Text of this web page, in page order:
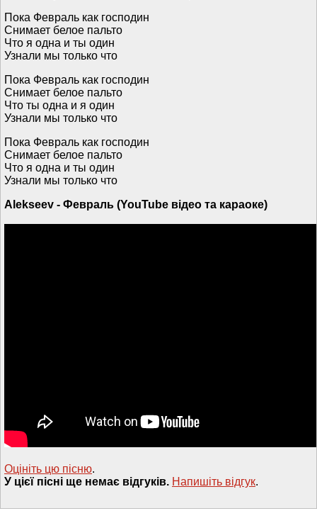
Пока Февраль как господин
Снимает белое пальто
Что я одна и ты один
Узнали мы только что
Пока Февраль как господин
Снимает белое пальто
Что ты одна и я один
Узнали мы только что
Пока Февраль как господин
Снимает белое пальто
Что я одна и ты один
Узнали мы только что
Alekseev - Февраль (YouTube відео та караоке)
Оцініть цю пісню.
У цієї пісні ще немає відгуків. Напишiть вiдгук.